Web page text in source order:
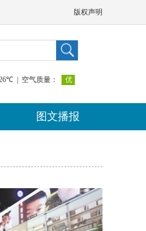
版权声明
图文播报
图文播报